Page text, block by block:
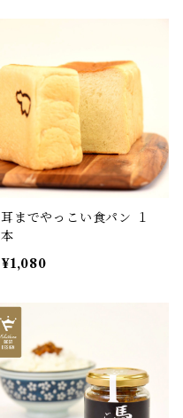
耳までやっこい食パン １
本
¥1,080